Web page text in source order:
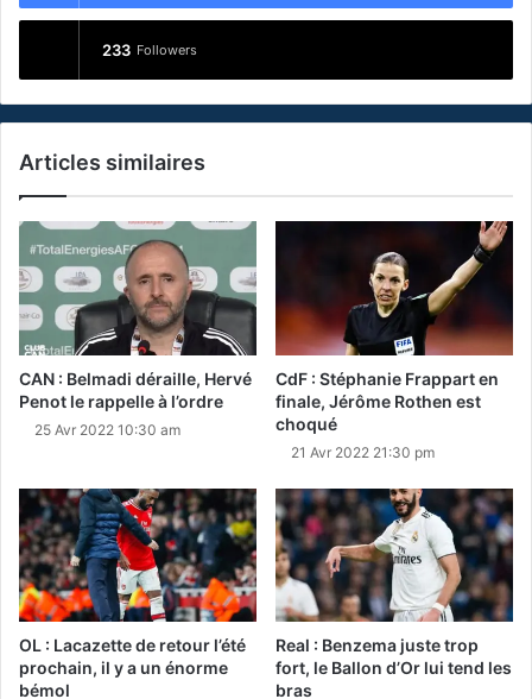
233 Followers
Articles similaires
CAN : Belmadi déraille, Hervé
Penot le rappelle à l’ordre
25 Avr 2022 10:30 am
CdF : Stéphanie Frappart en
finale, Jérôme Rothen est
choqué
21 Avr 2022 21:30 pm
OL : Lacazette de retour l’été
prochain, il y a un énorme
bémol
Real : Benzema juste trop
fort, le Ballon d’Or lui tend les
bras